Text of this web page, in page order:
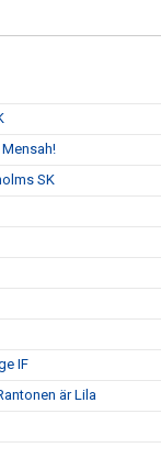
SK
IF
är Lila